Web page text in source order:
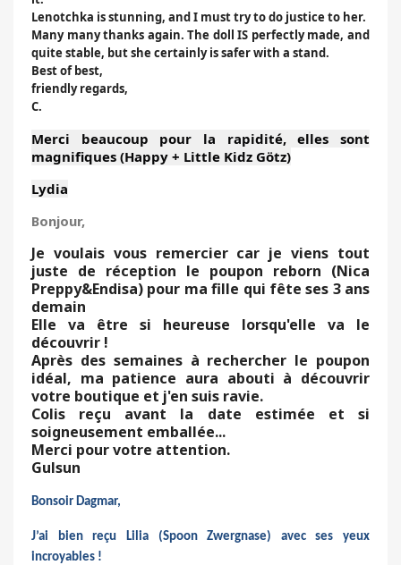
Lenotchka is stunning, and I must try to do justice to her.
Many many thanks again. The doll IS perfectly made, and
quite stable, but she certainly is safer with a stand.
Best of best,
friendly regards,
C.
Merci beaucoup pour la rapidité, elles sont
magnifiques (Happy + Little Kidz Götz)
Lydia
Bonjour,
Je voulais vous remercier car je viens tout
juste de réception le poupon reborn (Nica
Preppy&Endisa) pour ma fille qui fête ses 3 ans
demain
Elle va être si heureuse lorsqu'elle va le
découvrir !
Après des semaines à rechercher le poupon
idéal, ma patience aura abouti à découvrir
votre boutique et j'en suis ravie.
Colis reçu avant la date estimée et si
soigneusement emballée...
Merci pour votre attention.
Gulsun
Bonsoir Dagmar,
J’ai bien reçu Lilia (Spoon Zwergnase) avec ses yeux
incroyables !